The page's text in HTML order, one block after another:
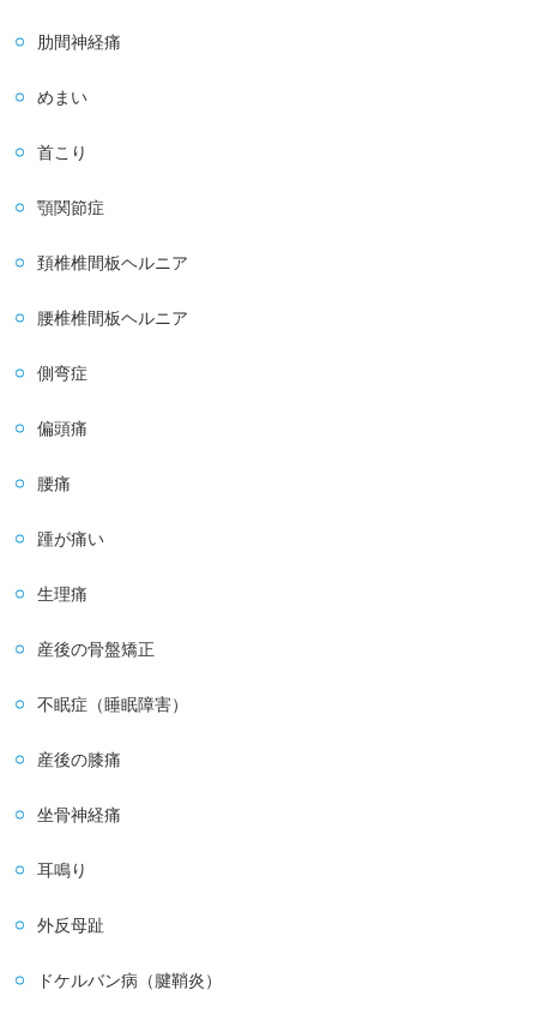
肋間神経痛
めまい
首こり
顎関節症
頚椎椎間板ヘルニア
腰椎椎間板ヘルニア
側弯症
偏頭痛
腰痛
踵が痛い
生理痛
産後の骨盤矯正
不眠症（睡眠障害）
産後の膝痛
坐骨神経痛
耳鳴り
外反母趾
ドケルバン病（腱鞘炎）